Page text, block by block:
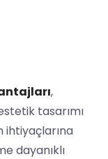
,
tasarımı
ihtiyaçlarına
dayanıklı